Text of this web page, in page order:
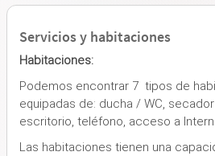
Servicios y habitaciones
Habitaciones:
Podemos encontrar 7 tipos de
equipadas de: ducha / WC,
escritorio, teléfono, acceso a
Las habitaciones tienen una